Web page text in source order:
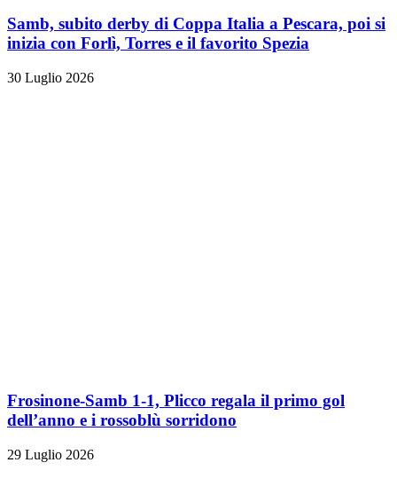
Samb, subito derby di Coppa Italia a Pescara, poi si
inizia con Forlì, Torres e il favorito Spezia
30 Luglio 2026
Frosinone-Samb 1-1, Plicco regala il primo gol
dell’anno e i rossoblù sorridono
29 Luglio 2026